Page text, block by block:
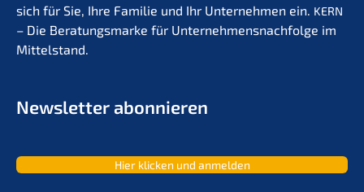
sich für Sie, Ihre Familie und Ihr Unter­neh­men ein. KERN
– Die Beratungs­mar­ke für Unternehmens­nachfolge im
Mittelstand.
Newslet­ter abonnieren
Hier klicken und anmelden